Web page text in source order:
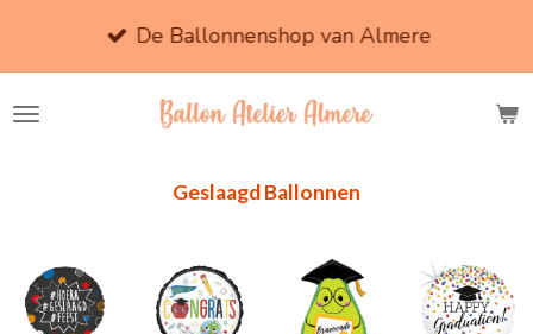
de
De Ballonnenshop van Almere
Geslaagd Ballonnen